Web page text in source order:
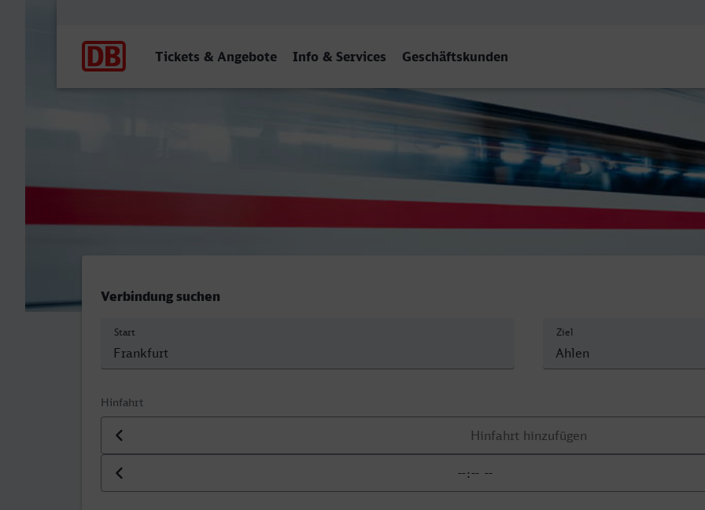
Tickets & Angebote Info & Services Geschäftskunden
Frankfurt (Main) Hbf - Ahlen (Westf)
Verbindung suchen
Start Ziel
Hinfahrt
Datum der Hinfahrt
Uhrzeit der Hinfahrt